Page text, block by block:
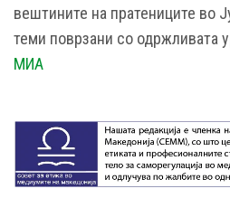
вештините на пратениците во
теми поврзани со одржливата
МИА